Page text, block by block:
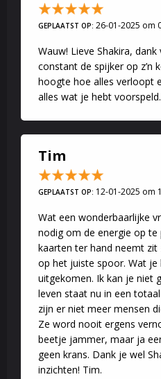
GEPLAATST OP: 26-01-2025 om
Wauw! Lieve Shakira,
constant de spijker op z’n
hoogte hoe alles verloopt
alles wat je hebt
Tim
GEPLAATST OP: 12-01-2025 om
Wat een wonderbaarlijke
nodig om de energie op te
kaarten ter hand neemt zit
op het juiste spoor. Wat je
uitgekomen. Ik kan je niet
leven staat nu in een
zijn er niet meer mensen
Ze word nooit ergens
beetje jammer, maar ja
geen krans. Dank je wel
inzichten! Tim.